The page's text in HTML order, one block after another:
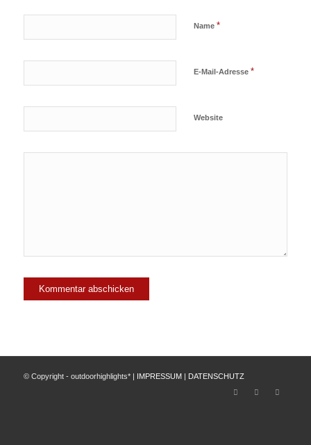
Name *
E-Mail-Adresse *
Website
© Copyright - outdoorhighlights* | IMPRESSUM DATENSCHUTZ